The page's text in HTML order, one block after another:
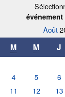
Août
M M J
4 5 6
11 12 13